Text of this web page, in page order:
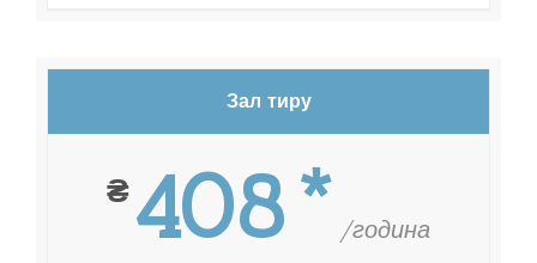
Зал тиру
₴408* /година